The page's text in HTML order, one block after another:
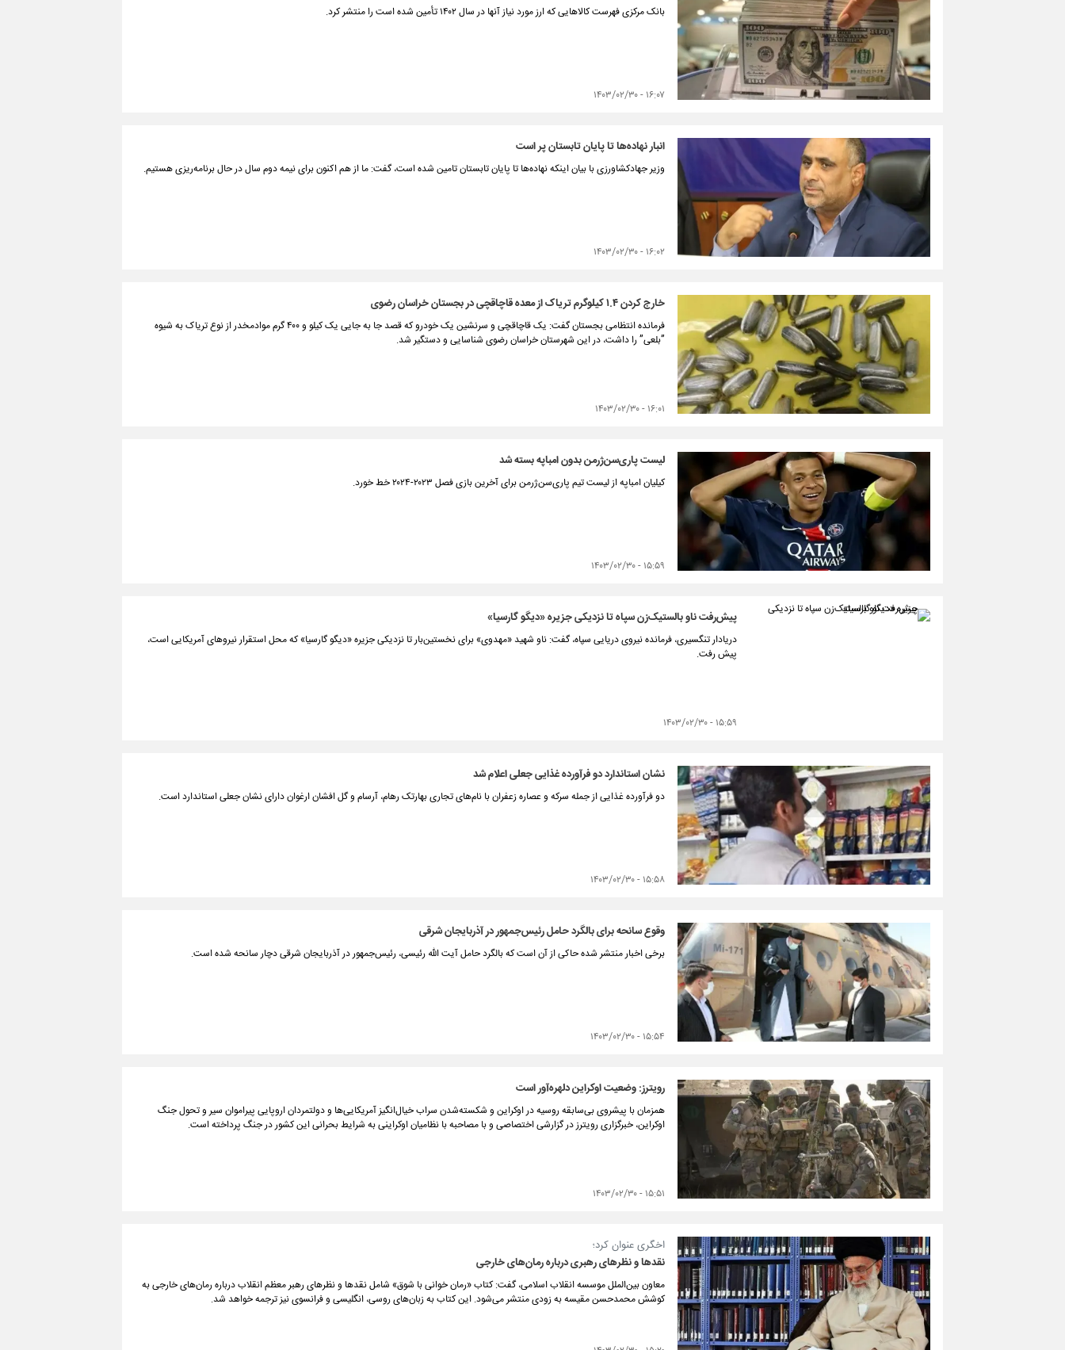
بانک مرکزی فهرست کالاهایی که ارز مورد نیاز آنها در سال ۱۴۰۲ تأمین شده است را منتشر کرد.
۱۶:۰۷ - ۱۴۰۳/۰۲/۳۰
انبار نهاده‌ها تا پایان تابستان پر است
وزیر جهادکشاورزی با بیان اینکه نهاده‌ها تا پایان تابستان تامین شده است، گفت: ما از هم اکنون برای نیمه دوم سال در حال برنامه‌ریزی هستیم.
۱۶:۰۲ - ۱۴۰۳/۰۲/۳۰
خارج کردن ۱.۴ کیلوگرم تریاک از معده قاچاقچی در بجستان خراسان رضوی
فرمانده انتظامی بجستان گفت: یک قاچاقچی و سرنشین یک خودرو که قصد جا به جایی یک کیلو و ۴۰۰ گرم موادمخدر از نوع تریاک به شیوه
”بلعی” را داشت، در این شهرستان خراسان رضوی شناسایی و دستگیر شد.
۱۶:۰۱ - ۱۴۰۳/۰۲/۳۰
لیست پاری‌سن‌ژرمن بدون امباپه بسته شد
کیلیان امباپه از لیست تیم پاری‌سن‌ژرمن برای آخرین بازی فصل ۲۰۲۳-۲۰۲۴ خط خورد.
۱۵:۵۹ - ۱۴۰۳/۰۲/۳۰
پیش‌رفت ناو بالستیک‌زن سپاه تا نزدیکی جزیره «دیگو گارسیا»
دریادار تنگسیری، فرمانده نیروی دریایی سپاه، گفت: ناو شهید «مهدوی» برای نخستین‌بار تا نزدیکی جزیره «دیگو گارسیا» که محل استقرار نیروهای آمریکایی است،
پیش رفت.
۱۵:۵۹ - ۱۴۰۳/۰۲/۳۰
نشان استاندارد دو فرآورده غذایی جعلی اعلام شد
دو فرآورده غذایی از جمله سرکه و عصاره زعفران با نام‌های تجاری بهارتک رهام، آرسام و گل افشان ارغوان دارای نشان جعلی استاندارد است.
۱۵:۵۸ - ۱۴۰۳/۰۲/۳۰
وقوع سانحه برای بالگرد حامل رئیس‌جمهور در آذربایجان شرقی
برخی اخبار منتشر شده حاکی از آن است که بالگرد حامل آیت الله رئیسی، رئیس‌جمهور در آذربایجان شرقی دچار سانحه شده است.
۱۵:۵۴ - ۱۴۰۳/۰۲/۳۰
رویترز: وضعیت اوکراین دلهره‌آور است
همزمان با پیشروی بی‌سابقه روسیه در اوکراین و شکسته‌شدن سراب خیال‌انگیز آمریکایی‌ها و دولتمردان اروپایی پیراموان سیر و تحول جنگ
اوکراین، خبرگزاری رویترز در گزارشی اختصاصی و با مصاحبه با نظامیان اوکراینی به شرایط بحرانی این کشور در جنگ پرداخته است.
۱۵:۵۱ - ۱۴۰۳/۰۲/۳۰
اخگری عنوان کرد؛
نقدها و نظرهای رهبری درباره رمان‌های خارجی
معاون بین‌الملل موسسه انقلاب اسلامی، گفت: کتاب «رمان خوانی با شوق» شامل نقدها و نظرهای رهبر معظم انقلاب درباره رمان‌های خارجی به
کوشش محمدحسن مقیسه به زودی منتشر می‌شود. این کتاب به زبان‌های روسی، انگلیسی و فرانسوی نیز ترجمه خواهد شد.